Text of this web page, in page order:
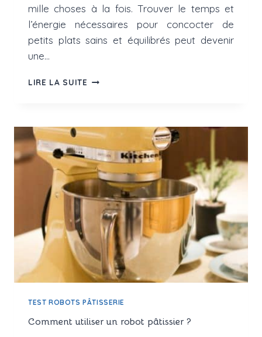
mille choses à la fois. Trouver le temps et
l’énergie nécessaires pour concocter de
petits plats sains et équilibrés peut devenir
une…
LIRE LA SUITE COMMENT
CUISINE
SIMPLIFIE
VOTRE
QUOTIDIEN ?
TEST ROBOTS PÂTISSERIE
Comment utiliser un robot pâtissier ?